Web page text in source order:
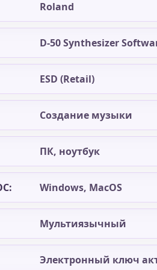
Roland
D-50 Synthesizer
ESD (Retail)
Создание музыки
ПК, ноутбук
Windows, MacOS
Мультиязычный
Электронный ключ